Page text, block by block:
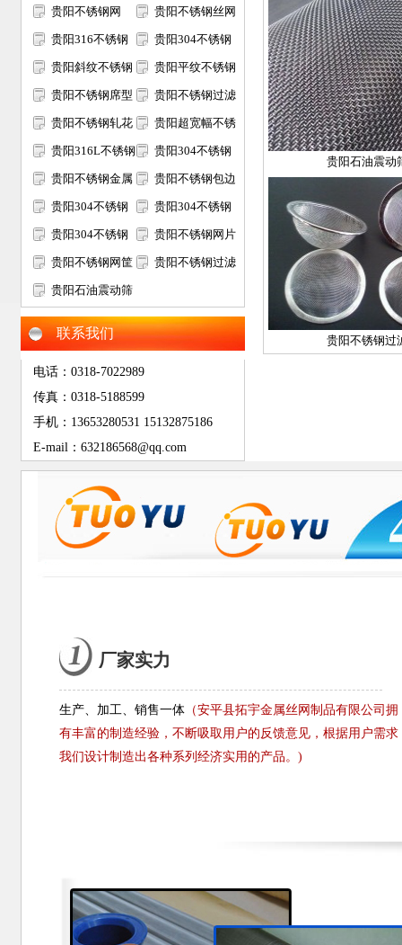
贵阳不锈钢网 贵阳不锈钢丝网
贵阳316不锈钢
网
贵阳304不锈钢
网
贵阳斜纹不锈钢
网
贵阳平纹不锈钢
网
贵阳不锈钢席型
网
贵阳不锈钢过滤
网
贵阳不锈钢轧花
网
贵阳超宽幅不锈
钢网
贵阳316L不锈钢
网
贵阳304不锈钢
电焊网
贵阳不锈钢金属
装饰网
贵阳不锈钢包边
网片
贵阳304不锈钢
过滤网筒
贵阳304不锈钢
筛网
贵阳304不锈钢
矿筛网
贵阳不锈钢网片
贵阳不锈钢网筐
网篮
贵阳不锈钢过滤
贵阳石油震动筛
网
联系我们
电话：0318-7022989
传真：0318-5188599
手机：13653280531 15132875186
E-mail：632186568@qq.com
贵阳石油震动
贵阳不锈钢过
厂家实力
生产、加工、销售一体 （安平县拓宇金属丝网制品有限公司拥
有丰富的制造经验，不断吸取用户的反馈意见，根据用户需求
我们设计制造出各种系列经济实用的产品。)